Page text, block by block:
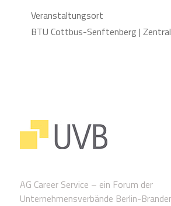
Veranstaltungsort
BTU Cottbus-Senftenberg |
AG Career Service – ein Forum der
Unternehmensverbände Berlin-